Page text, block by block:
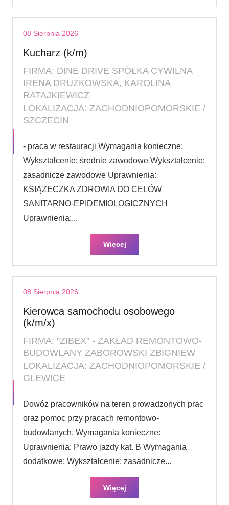
08 Sierpnia 2026
Kucharz (k/m)
FIRMA: DINE DRIVE SPÓŁKA CYWILNA
IRENA DRUŻKOWSKA, KAROLINA
RATAJKIEWICZ
LOKALIZACJA: ZACHODNIOPOMORSKIE /
SZCZECIN
- praca w restauracji Wymagania konieczne:
Wykształcenie: średnie zawodowe Wykształcenie:
zasadnicze zawodowe Uprawnienia:
KSIĄŻECZKA ZDROWIA DO CELÓW
SANITARNO-EPIDEMIOLOGICZNYCH
Uprawnienia:...
Więcej
08 Sierpnia 2026
Kierowca samochodu osobowego
(k/m/x)
FIRMA: "ZIBEX" - ZAKŁAD REMONTOWO-
BUDOWLANY ZABOROWSKI ZBIGNIEW
LOKALIZACJA: ZACHODNIOPOMORSKIE /
GLEWICE
Dowóz pracowników na teren prowadzonych prac
oraz pomoc przy pracach remontowo-
budowlanych. Wymagania konieczne:
Uprawnienia: Prawo jazdy kat. B Wymagania
dodatkowe: Wykształcenie: zasadnicze...
Więcej